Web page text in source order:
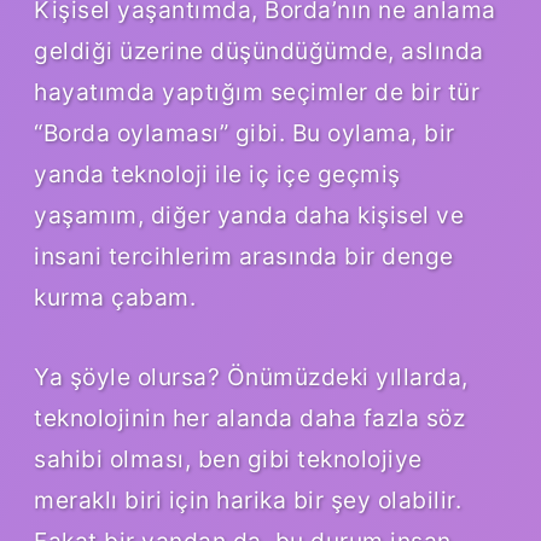
Kişisel yaşantımda, Borda’nın ne anlama
geldiği üzerine düşündüğümde, aslında
hayatımda yaptığım seçimler de bir tür
“Borda oylaması” gibi. Bu oylama, bir
yanda teknoloji ile iç içe geçmiş
yaşamım, diğer yanda daha kişisel ve
insani tercihlerim arasında bir denge
kurma çabam.
Ya şöyle olursa? Önümüzdeki yıllarda,
teknolojinin her alanda daha fazla söz
sahibi olması, ben gibi teknolojiye
meraklı biri için harika bir şey olabilir.